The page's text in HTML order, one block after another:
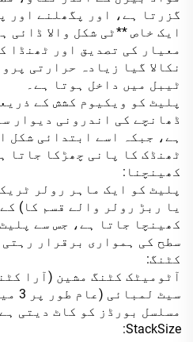
گزرتا ہے، اور پگھلنے اور
ایک خاص **ٹی شکل والا ڈائی
معیار کی تصدیق اور ٹھنڈا
نکالا گیا زیادہ حرارتی
ٹیبل میں داخل ہوتا ہے۔
پلیٹ کو ویکیوم کشش کے
ڈھانچے کی اندرونی دیوار
ہے، جبکہ اسے ابتدائی شکل
ٹھنڈک کا پانی چھڑکا جاتا
کھینچنا:
پلیٹ کو ایک ماہر رولر
یا ربڑ رولر والے قسم کا)
کھینچا جاتا ہے، جس سے
سطح کی ہمواری برقرار رہتی
کٹنگ:
آٹومیٹک کٹنگ مشین (آرا
مسلسل بورڈز کو کاٹ دیتی
StackSize: